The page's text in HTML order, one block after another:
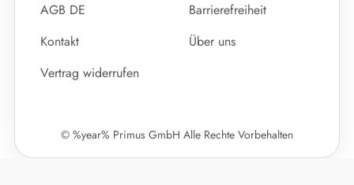
AGB DE
Barrierefreiheit
Kontakt
Über uns
Vertrag widerrufen
© %year% Primus GmbH Alle Rechte Vorbehalten